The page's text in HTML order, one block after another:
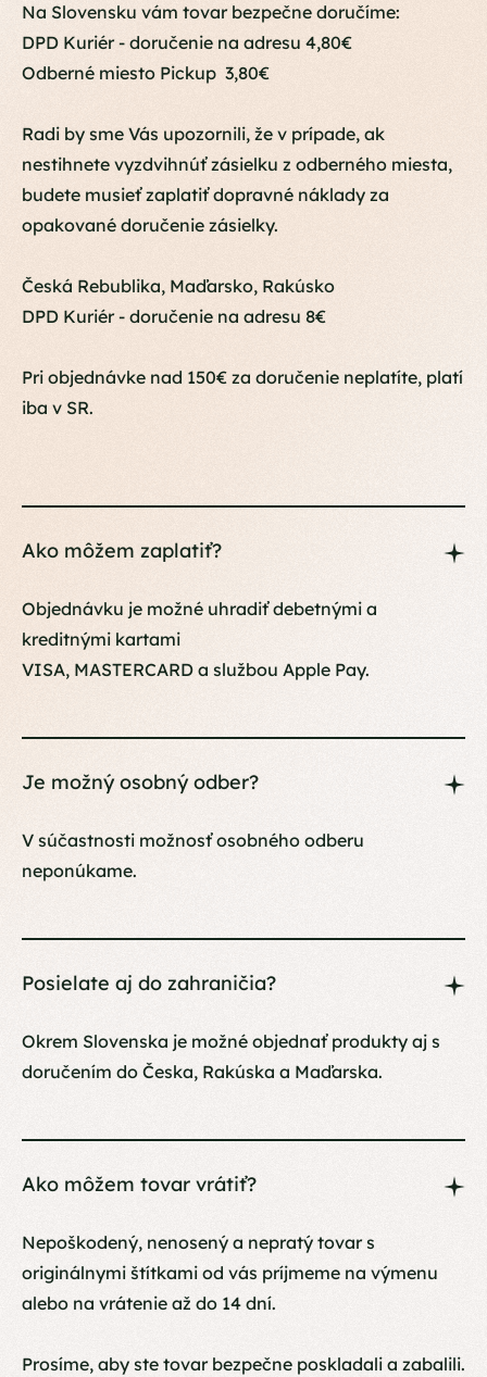
Na Slovensku vám tovar bezpečne doručíme:
DPD Kuriér - doručenie na adresu 4,80€
Odberné miesto Pickup 3,80€
Radi by sme Vás upozornili, že v prípade, ak
nestihnete vyzdvihnúť zásielku z odberného miesta,
budete musieť zaplatiť dopravné náklady za
opakované doručenie zásielky.
Česká Rebublika, Maďarsko, Rakúsko
DPD Kuriér - doručenie na adresu 8€
Pri objednávke nad 150€ za doručenie neplatíte, platí
iba v SR.
Ako môžem zaplatiť?
Objednávku je možné uhradiť debetnými a
kreditnými kartami
VISA, MASTERCARD a službou Apple Pay.
Je možný osobný odber?
V súčastnosti možnosť osobného odberu
neponúkame.
Posielate aj do zahraničia?
Okrem Slovenska je možné objednať produkty aj s
doručením do Česka, Rakúska a Maďarska.
Ako môžem tovar vrátiť?
Nepoškodený, nenosený a nepratý tovar s
originálnymi štítkami od vás príjmeme na výmenu
alebo na vrátenie až do 14 dní.
Prosíme, aby ste tovar bezpečne poskladali a zabalili.